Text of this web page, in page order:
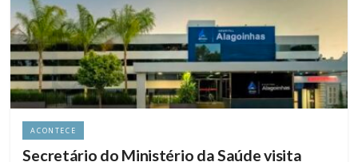
ACONTECE
Secretário do Ministério da Saúde visita